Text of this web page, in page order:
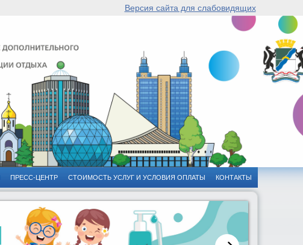
Версия сайта для слабовидящих
ПРЕСС-ЦЕНТР СТОИМОСТЬ УСЛУГ И УСЛОВИЯ ОПЛАТЫ КОНТАКТЫ